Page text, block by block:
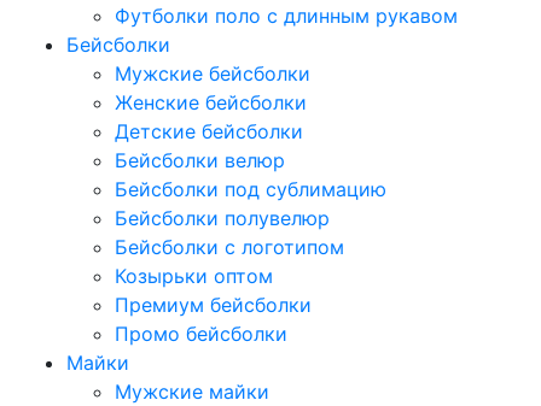
Футболки поло с длинным рукавом
Бейсболки
Мужские бейсболки
Женские бейсболки
Детские бейсболки
Бейсболки велюр
Бейсболки под сублимацию
Бейсболки полувелюр
Бейсболки с логотипом
Козырьки оптом
Премиум бейсболки
Промо бейсболки
Майки
Мужские майки